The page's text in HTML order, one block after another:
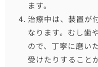
ます。
治療中は、装置が
なります。むし歯
ので、丁寧に磨い
受けたりすること